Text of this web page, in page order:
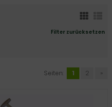
Filter zurücksetzen
Seiten: 1 2 »